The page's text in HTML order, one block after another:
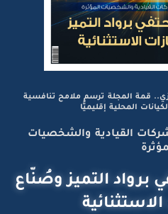
قمة المجلة ترسم ملامح تنافسية
المحلية إقليميًّا
القيادية والشخصيات
برواد التميز وصُنّاع